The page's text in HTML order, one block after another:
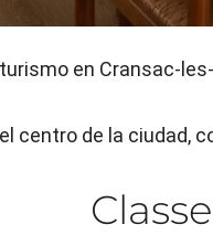
en Cransac-
centro de la ciudad,